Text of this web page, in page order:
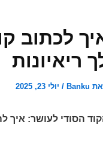
לכתוב
ריאיונות
Banku
/ יולי 23, 2025
הסודי לעושר: איך